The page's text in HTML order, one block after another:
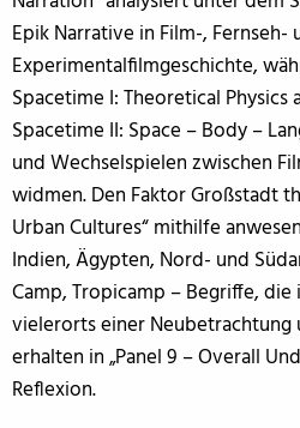
Epik Narrative in Film-, Fernseh-
Experimentalfilmgeschichte,
Spacetime I: Theoretical Physics
Spacetime II: Space – Body –
und Wechselspielen zwischen
widmen. Den Faktor Großstadt
Urban Cultures“ mithilfe
Indien, Ägypten, Nord- und
Camp, Tropicamp – Begriffe,
vielerorts einer
erhalten in „Panel 9 – Overall
Reflexion.